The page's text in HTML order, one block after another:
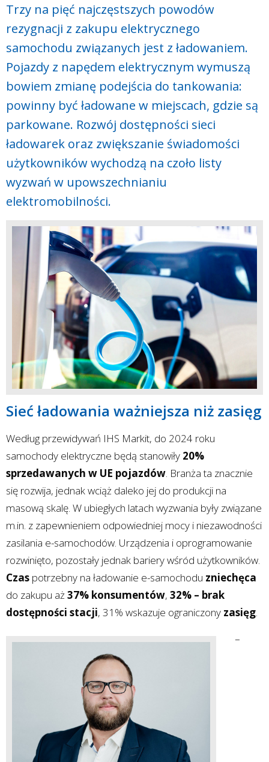
Trzy na pięć najczęstszych powodów
rezygnacji z zakupu elektrycznego
samochodu związanych jest z ładowaniem.
Pojazdy z napędem elektrycznym wymuszą
bowiem zmianę podejścia do tankowania:
powinny być ładowane w miejscach, gdzie są
parkowane. Rozwój dostępności sieci
ładowarek oraz zwiększanie świadomości
użytkowników wychodzą na czoło listy
wyzwań w upowszechnianiu
elektromobilności.
Sieć ładowania ważniejsza niż zasięg
Według przewidywań IHS Markit, do 2024 roku
samochody elektryczne będą stanowiły 20%
sprzedawanych w UE pojazdów. Branża ta znacznie
się rozwija, jednak wciąż daleko jej do produkcji na
masową skalę. W ubiegłych latach wyzwania były związane
m.in. z zapewnieniem odpowiedniej mocy i niezawodności
zasilania e-samochodów. Urządzenia i oprogramowanie
rozwinięto, pozostały jednak bariery wśród użytkowników.
Czas potrzebny na ładowanie e-samochodu zniechęca
do zakupu aż 37% konsumentów, 32% – brak
dostępności stacji, 31% wskazuje ograniczony zasięg.
–